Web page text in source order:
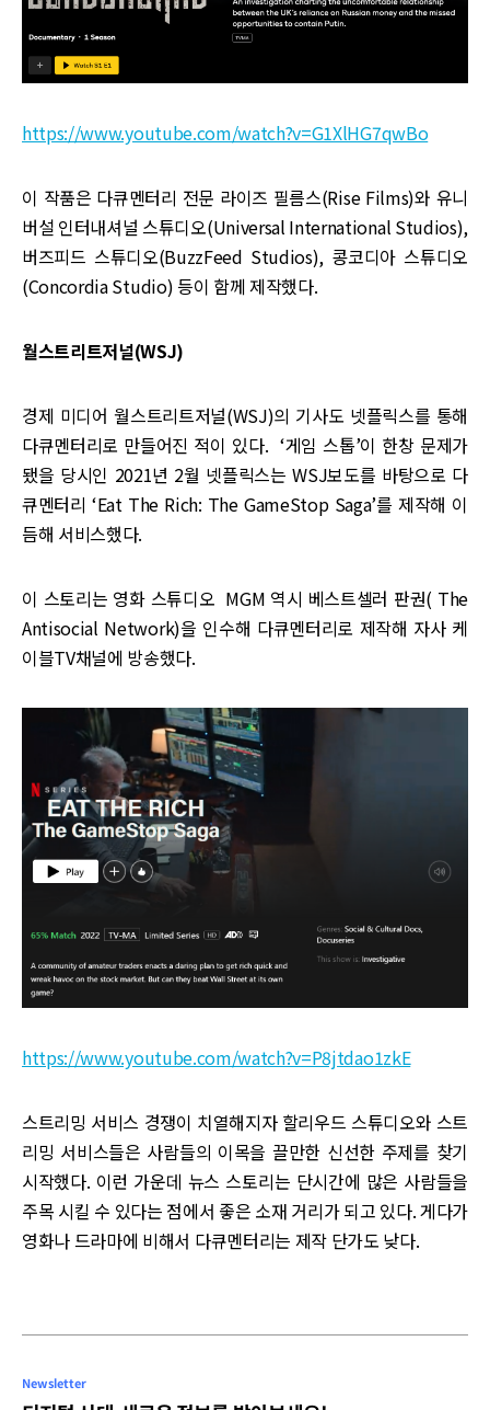
https://www.youtube.com/watch?v=G1XlHG7qwBo
이 작품은 다큐멘터리 전문 라이즈 필름스(Rise Films)와 유니
버설 인터내셔널 스튜디오(Universal International Studios),
버즈피드 스튜디오(BuzzFeed Studios), 콩코디아 스튜디오
(Concordia Studio) 등이 함께 제작했다.
월스트리트저널(WSJ)
경제 미디어 월스트리트저널(WSJ)의 기사도 넷플릭스를 통해
다큐멘터리로 만들어진 적이 있다. ‘게임 스톱’이 한창 문제가
됐을 당시인 2021년 2월 넷플릭스는 WSJ보도를 바탕으로 다
큐멘터리 ‘Eat The Rich: The GameStop Saga’를 제작해 이
듬해 서비스했다.
이 스토리는 영화 스튜디오 MGM 역시 베스트셀러 판권( The
Antisocial Network)을 인수해 다큐멘터리로 제작해 자사 케
이블TV채널에 방송했다.
https://www.youtube.com/watch?v=P8jtdao1zkE
스트리밍 서비스 경쟁이 치열해지자 할리우드 스튜디오와 스트
리밍 서비스들은 사람들의 이목을 끌만한 신선한 주제를 찾기
시작했다. 이런 가운데 뉴스 스토리는 단시간에 많은 사람들을
주목 시킬 수 있다는 점에서 좋은 소재 거리가 되고 있다. 게다가
영화나 드라마에 비해서 다큐멘터리는 제작 단가도 낮다.
Newsletter